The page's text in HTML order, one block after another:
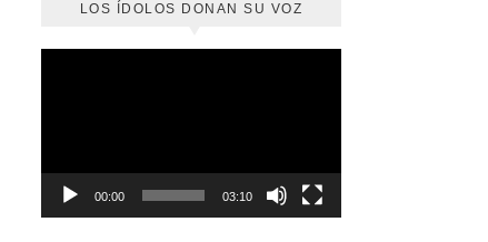
LOS ÍDOLOS DONAN SU VOZ
00:00 03:10